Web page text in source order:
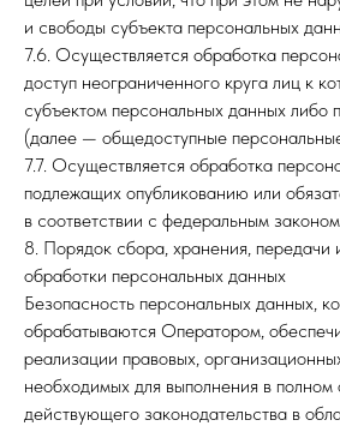
и свободы субъекта персональных
7.6. Осуществляется обработка
доступ неограниченного круга лиц к
субъектом персональных данных либо
(далее — общедоступные
7.7. Осуществляется обработка
подлежащих опубликованию или
в соответствии с федеральным
8. Порядок сбора, хранения, передачи
обработки персональных данных
Безопасность персональных данных,
обрабатываются Оператором,
реализации правовых,
необходимых для выполнения в
действующего законодательства в